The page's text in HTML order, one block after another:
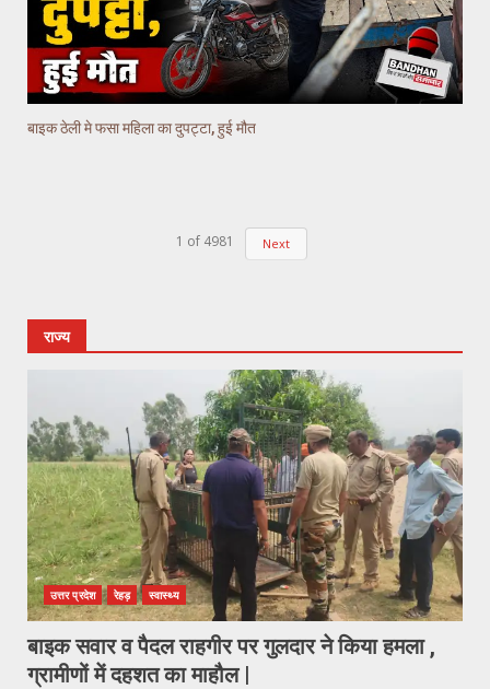
बाइक ठेली मे फसा महिला का दुपट्टा, हुई मौत
1 of 4981 Next
राज्य
उत्तर प्रदेश रेहड़ स्वास्थ्य
बाइक सवार व पैदल राहगीर पर गुलदार ने किया हमला ,
ग्रामीणों में दहशत का माहौल |